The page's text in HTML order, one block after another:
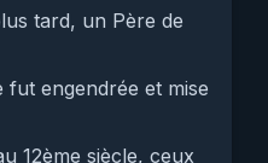
tard, un Père de
fut engendrée et mise
12ème siècle, ceux